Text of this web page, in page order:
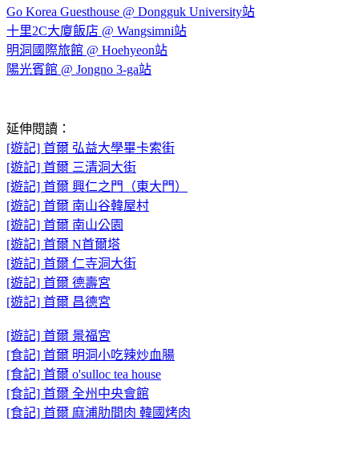
Go Korea Guesthouse @ Dongguk University站
十里2C大廈飯店 @ Wangsimni站
明洞國際旅館 @ Hoehyeon站
陽光賓館 @ Jongno 3-ga站
延伸閱讀：
[遊記] 首爾 弘益大學畢卡索街
[遊記] 首爾 三清洞大街
[遊記] 首爾 興仁之門（東大門）
[遊記] 首爾 南山谷韓屋村
[遊記] 首爾 南山公園
[遊記] 首爾 N首爾塔
[遊記] 首爾 仁寺洞大街
[遊記] 首爾 德壽宮
[遊記] 首爾 昌德宮
[遊記] 首爾 景福宮
[食記] 首爾 明洞小吃辣炒血腸
[食記] 首爾 o'sulloc tea house
[食記] 首爾 全州中央會館
[食記] 首爾 麻浦肋間肉 韓國烤肉